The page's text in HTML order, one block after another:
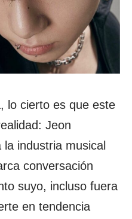
lo cierto es que este
Jeon
industria musical
conversación
suyo, incluso fuera
en tendencia